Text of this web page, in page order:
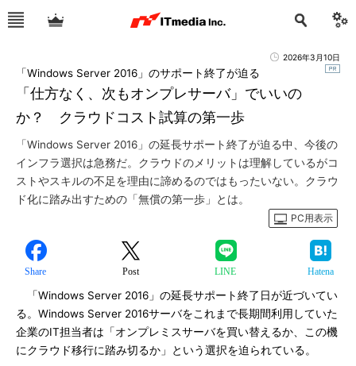
2026年3月10日
「仕方なく、次もオンプレサーバ」でいいの
か？ クラウドコスト試算の第一歩
「Windows Server 2016」のサポート終了が迫る
「Windows Server 2016」の延長サポート終了が迫る中、今後の
インフラ選択は急務だ。クラウドのメリットは理解しているがコ
ストやスキルの不足を理由に諦めるのではもったいない。クラウ
ド化に踏み出すための「無償の第一歩」とは。
PC用表示
Share Post LINE Hatena
「Windows Server 2016」の延長サポート終了日が近づいてい
る。Windows Server 2016サーバをこれまで長期間利用していた
企業のIT担当者は「オンプレミスサーバを買い替えるか、この機
にクラウド移行に踏み切るか」という選択を迫られている。